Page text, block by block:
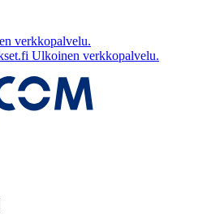
verkkopalvelu.
Ulkoinen verkkopalvelu.